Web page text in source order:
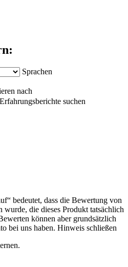
Sprachen
nach
Erfahrungsberichte suchen
bedeutet, dass die Bewertung von
wurde, die dieses Produkt tatsächlich
können aber grundsätzlich
bei uns haben. Hinweis schließen